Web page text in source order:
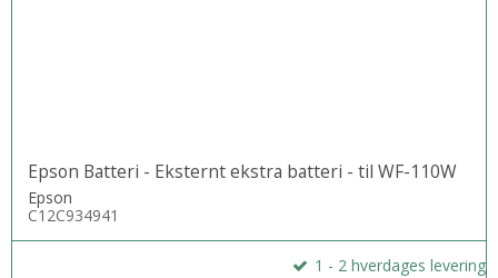
Det er den eneste bærbare printer, der bruger pigmentbaseret
blæk til alle farver for at opnå resultater af høj kvalitet.
Brugervenlig
Epson Batteri - Eksternt ekstra batteri - til WF-110W
Epson
C12C934941
1 - 2 hverdages levering